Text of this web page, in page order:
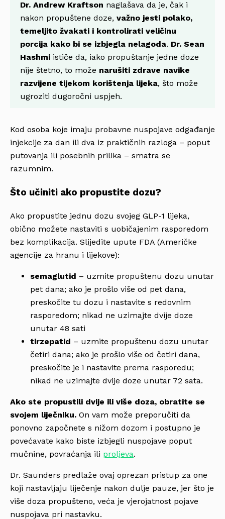
Dr. Andrew Kraftson naglašava da je, čak i
nakon propuštene doze, važno jesti polako,
temeljito žvakati i kontrolirati veličinu
porcija kako bi se izbjegla nelagoda. Dr. Sean
Hashmi ističe da, iako propuštanje jedne doze
nije štetno, to može narušiti zdrave navike
razvijene tijekom korištenja lijeka, što može
ugroziti dugoročni uspjeh.
Kod osoba koje imaju probavne nuspojave odgađanje
injekcije za dan ili dva iz praktičnih razloga – poput
putovanja ili posebnih prilika – smatra se
razumnim.
Što učiniti ako propustite dozu?
Ako propustite jednu dozu svojeg GLP-1 lijeka,
obično možete nastaviti s uobičajenim rasporedom
bez komplikacija. Slijedite upute FDA (Američke
agencije za hranu i lijekove):
semaglutid – uzmite propuštenu dozu unutar
pet dana; ako je prošlo više od pet dana,
preskočite tu dozu i nastavite s redovnim
rasporedom; nikad ne uzimajte dvije doze
unutar 48 sati
tirzepatid – uzmite propuštenu dozu unutar
četiri dana; ako je prošlo više od četiri dana,
preskočite je i nastavite prema rasporedu;
nikad ne uzimajte dvije doze unutar 72 sata.
Ako ste propustili dvije ili više doza, obratite se
svojem liječniku. On vam može preporučiti da
ponovno započnete s nižom dozom i postupno je
povećavate kako biste izbjegli nuspojave poput
mučnine, povraćanja ili proljeva.
Dr. Saunders predlaže ovaj oprezan pristup za one
koji nastavljaju liječenje nakon dulje pauze, jer što je
više doza propušteno, veća je vjerojatnost pojave
nuspojava pri nastavku.